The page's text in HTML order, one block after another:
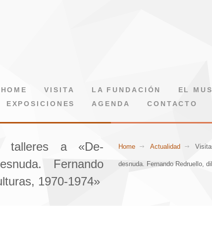
HOME VISITA LA FUNDACIÓN EL
EXPOSICIONES
AGENDA CONTACTO
talleres a «De-
Fernando
1970-1974»
Home Actualidad
desnuda. Fernando Redruello,